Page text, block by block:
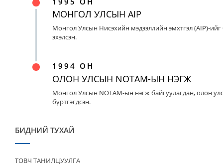
МОНГОЛ УЛСЫН AIP
Монгол Улсын Нисэхийн мэдээллийн эмхтгэл (AIP)-
эхэлсэн.
1994 ОН
ОЛОН УЛСЫН NOTAM-ЫН НЭГЖ
Монгол Улсын NOTAM-ын нэгж байгуулагдан, олон
бүртгэгдсэн.
БИДНИЙ ТУХАЙ
ТОВЧ ТАНИЛЦУУЛГА